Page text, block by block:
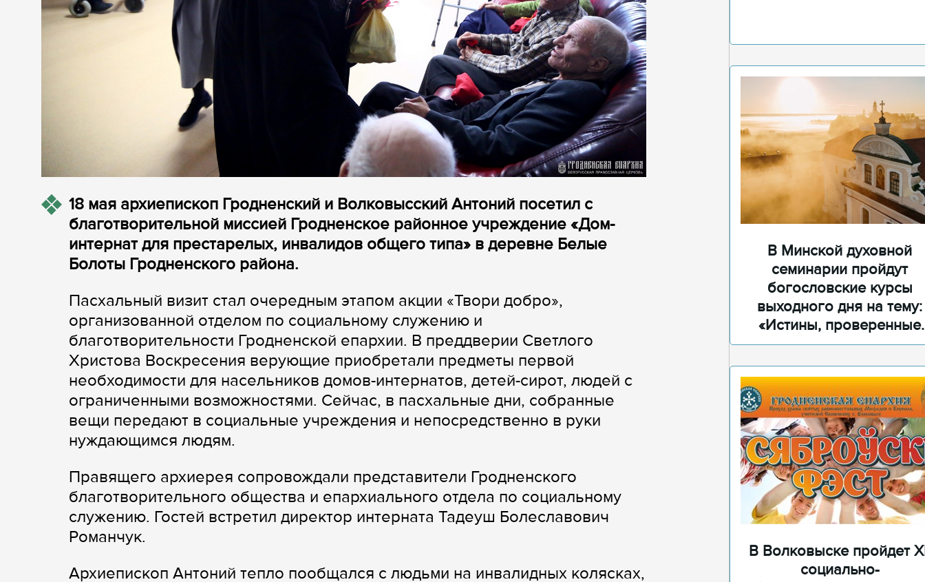
18 мая архиепископ Гродненский и Волковысский Антоний посетил с
благотворительной миссией Гродненское районное учреждение «Дом-
интернат для престарелых, инвалидов общего типа» в деревне Белые
Болоты Гродненского района.
Пасхальный визит стал очередным этапом акции «Твори добро»,
организованной отделом по социальному служению и
благотворительности Гродненской епархии. В преддверии Светлого
Христова Воскресения верующие приобретали предметы первой
необходимости для насельников домов-интернатов, детей-сирот, людей с
ограниченными возможностями. Сейчас, в пасхальные дни, собранные
вещи передают в социальные учреждения и непосредственно в руки
нуждающимся людям.
Правящего архиерея сопровождали представители Гродненского
благотворительного общества и епархиального отдела по социальному
служению. Гостей встретил директор интерната Тадеуш Болеславович
Романчук.
Архиепископ Антоний тепло пообщался с людьми на инвалидных колясках,
В Минской духовной
семинарии пройдут
богословские курсы
выходного дня на тему:
«Истины, проверенные
временем»
В Волковыске пройдет
социально-